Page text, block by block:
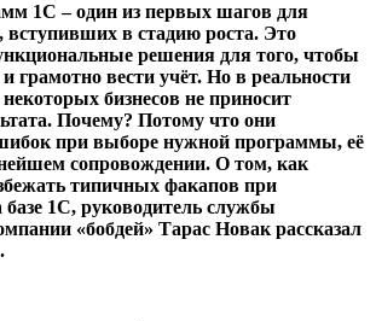
1С – один из первых шагов для
вступивших в стадию роста. Это
решения для того, чтобы
грамотно вести учёт. Но в реальности
бизнесов не приносит
Почему? Потому что они
при выборе нужной программы, её
сопровождении. О том, как
типичных факапов при
базе 1С, руководитель службы
«бобдей» Тарас Новак рассказал